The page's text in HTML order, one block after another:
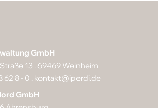
GmbH
13 . 69469 Weinheim
62 8 - 0 . kontakt@iperdi.de
GmbH